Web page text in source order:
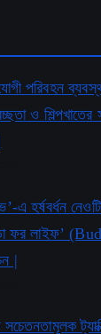
পরিবহন
ও শিল্পখাতের
এ হর্ষবর্ধন
ফর লাইফ’
|